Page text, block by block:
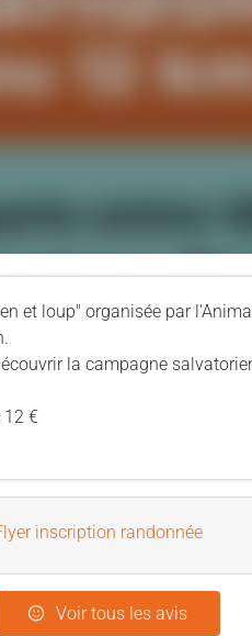
et loup" organisée par
la campagne
12 €
inscription randonnée
Voir tous les avis